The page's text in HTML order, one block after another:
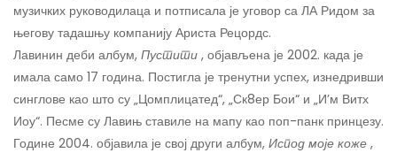
музичких руководилаца и потписала је уговор са ЛА Ридом за
његову тадашњу компанију Ариста Рецордс.
Лавинин деби албум, Пустити , објављена је 2002. када је
имала само 17 година. Постигла је тренутни успех, изнедривши
синглове као што су „Цомплицатед“, „Ск8ер Бои“ и „И’м Витх
Иоу“. Песме су Лавињ ставиле на мапу као поп-панк принцезу.
Године 2004. објавила је свој други албум, Испод моје коже ,